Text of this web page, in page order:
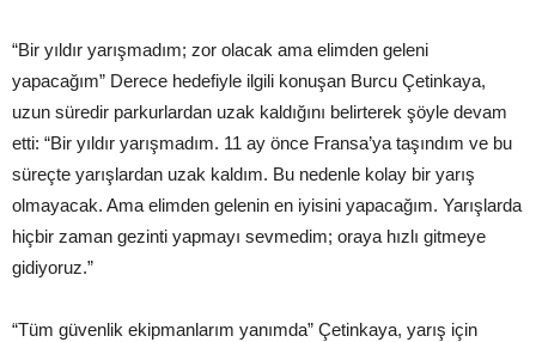
“Bir yıldır yarışmadım; zor olacak ama elimden geleni
yapacağım” Derece hedefiyle ilgili konuşan Burcu Çetinkaya,
uzun süredir parkurlardan uzak kaldığını belirterek şöyle devam
etti: “Bir yıldır yarışmadım. 11 ay önce Fransa’ya taşındım ve bu
süreçte yarışlardan uzak kaldım. Bu nedenle kolay bir yarış
olmayacak. Ama elimden gelenin en iyisini yapacağım. Yarışlarda
hiçbir zaman gezinti yapmayı sevmedim; oraya hızlı gitmeye
gidiyoruz.”
“Tüm güvenlik ekipmanlarım yanımda” Çetinkaya, yarış için